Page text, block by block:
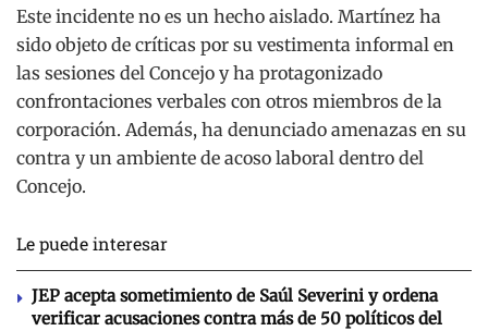
Este incidente no es un hecho aislado. Martínez ha
sido objeto de críticas por su vestimenta informal en
las sesiones del Concejo y ha protagonizado
confrontaciones verbales con otros miembros de la
corporación. Además, ha denunciado amenazas en su
contra y un ambiente de acoso laboral dentro del
Concejo.
Le puede interesar
JEP acepta sometimiento de Saúl Severini y ordena
verificar acusaciones contra más de 50 políticos del